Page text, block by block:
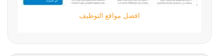
افضل مواقع التوظيف